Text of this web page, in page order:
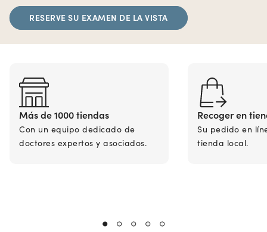
RESERVE SU EXAMEN DE LA VISTA
Más de 1000 tiendas
Con un equipo dedicado de
doctores expertos y asociados.
Recoger en
Su pedido en
tienda local.